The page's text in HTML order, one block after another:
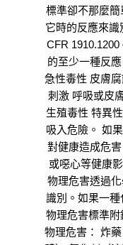
標準卻不那麼
它時的反應來
CFR
的至少一種反
急性毒性 皮膚
刺激 呼吸或皮
生殖毒性 特異
吸入危險。 如
對健康造成危
或噁心等健康
物理危害透過
識別。如果一種
物理危害標準
物理危害： 炸